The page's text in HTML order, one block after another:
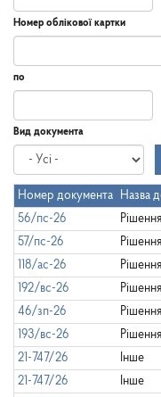
Дата
Дата
створення
з
Номер облікової картки
по
Дата
по
Вид документа
Номер документа Назва
56/пс-26
Рішення
57/пс-26
Рішення
118/ас-26
Рішення
192/вс-26
Рішення
46/зп-26
Рішення
193/вс-26
Рішення
21-747/26
Інше
21-747/26
Інше